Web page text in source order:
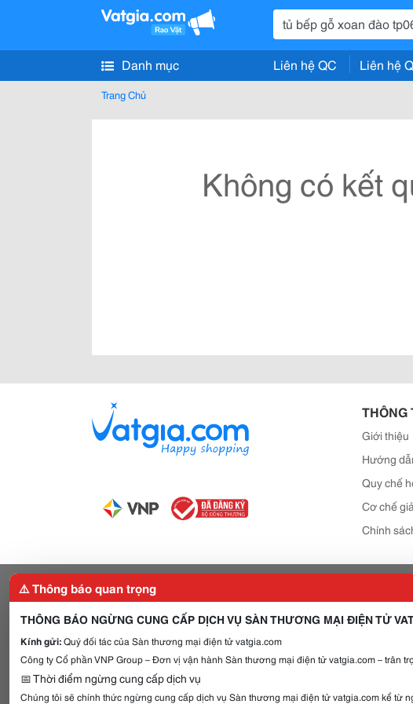
Danh mục Liên hệ QC Liên hệ
Trang Chủ
Không có kết
THÔNG
Giới thiệu
Hướng
Quy chế
Cơ chế
Chính
⚠️ Thông báo quan trọng
THÔNG BÁO NGỪNG CUNG CẤP DỊCH VỤ SÀN THƯƠNG MẠI ĐIỆN TỬ
Kính gửi:Quý đối tác của Sàn thương mại điện tử vatgia.com
Công ty Cổ phần VNP Group – Đơn vị vận hành Sàn thương mại điện tử vatgia.com – trân
📅 Thời điểm ngừng cung cấp dịch vụ
Chúng tôi sẽ chính thức ngừng cung cấp dịch vụ Sàn thương mại điện tử vatgia.com kể từ